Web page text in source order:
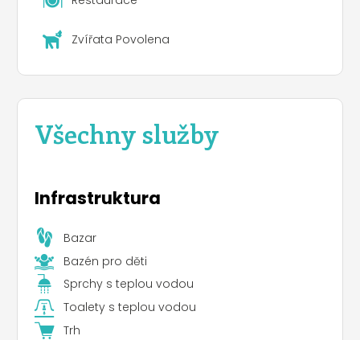
Zvířata Povolena
Všechny služby
Infrastruktura
Bazar
Bazén pro děti
Sprchy s teplou vodou
Toalety s teplou vodou
Trh